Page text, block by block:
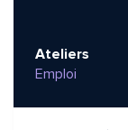
Ateliers
Emploi